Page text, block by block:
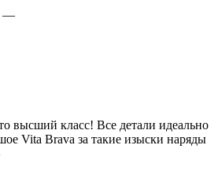
—
высший класс! Все детали идеально
Vita Brava за такие изыски наряды